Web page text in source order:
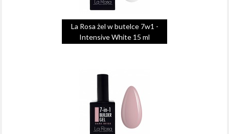
La Rosa żel w butelce 7w1 -
Intensive White 15 ml